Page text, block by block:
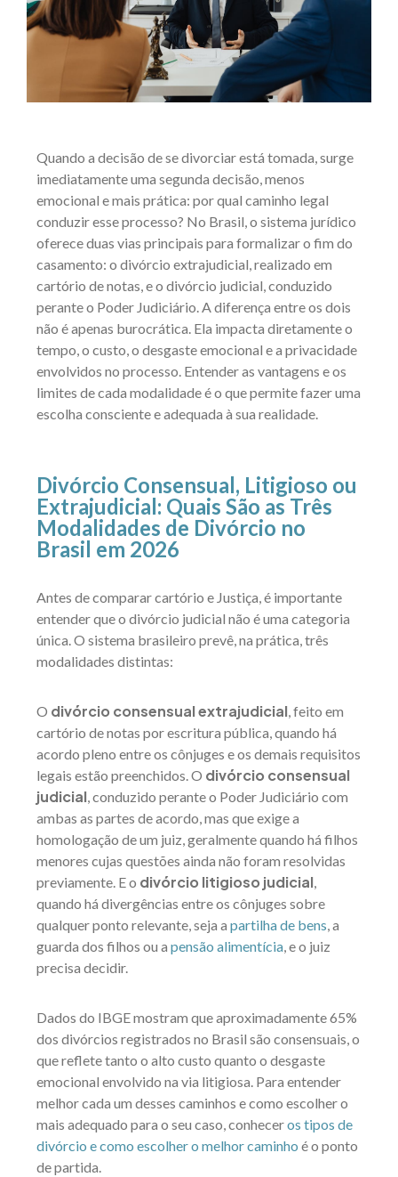
Quando a decisão de se divorciar está tomada, surge
imediatamente uma segunda decisão, menos
emocional e mais prática: por qual caminho legal
conduzir esse processo? No Brasil, o sistema jurídico
oferece duas vias principais para formalizar o fim do
casamento: o divórcio extrajudicial, realizado em
cartório de notas, e o divórcio judicial, conduzido
perante o Poder Judiciário. A diferença entre os dois
não é apenas burocrática. Ela impacta diretamente o
tempo, o custo, o desgaste emocional e a privacidade
envolvidos no processo. Entender as vantagens e os
limites de cada modalidade é o que permite fazer uma
escolha consciente e adequada à sua realidade.
Divórcio Consensual, Litigioso ou
Extrajudicial: Quais São as Três
Modalidades de Divórcio no
Brasil em 2026
Antes de comparar cartório e Justiça, é importante
entender que o divórcio judicial não é uma categoria
única. O sistema brasileiro prevê, na prática, três
modalidades distintas:
O divórcio consensual extrajudicial , feito em
cartório de notas por escritura pública, quando há
acordo pleno entre os cônjuges e os demais requisitos
legais estão preenchidos. O divórcio consensual
judicial , conduzido perante o Poder Judiciário com
ambas as partes de acordo, mas que exige a
homologação de um juiz, geralmente quando há filhos
menores cujas questões ainda não foram resolvidas
previamente. E o divórcio litigioso judicial
quando há divergências entre os cônjuges sobre
qualquer ponto relevante, seja a partilha de bens , a
guarda dos filhos ou a pensão alimentícia , e o juiz
precisa decidir.
Dados do IBGE mostram que aproximadamente 65%
dos divórcios registrados no Brasil são consensuais, o
que reflete tanto o alto custo quanto o desgaste
emocional envolvido na via litigiosa. Para entender
melhor cada um desses caminhos e como escolher o
mais adequado para o seu caso, conheceros tipos de
divórcio e como escolher o melhor caminho é o ponto
de partida.